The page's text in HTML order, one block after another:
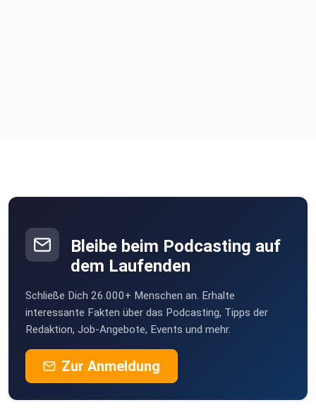
Bleibe beim Podcasting auf
dem Laufenden
Schließe Dich 26.000+ Menschen an. Erhalte
interessante Fakten über das Podcasting, Tipps der
Redaktion, Job-Angebote, Events und mehr.
Zur Anmeldung